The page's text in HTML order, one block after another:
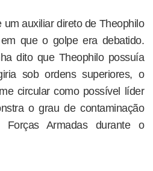
auxiliar direto de Theophilo
que o golpe era debatido.
dito que Theophilo possuía
sob ordens superiores, o
circular como possível líder
o grau de contaminação
Forças Armadas durante o